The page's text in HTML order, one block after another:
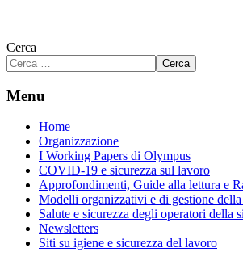
Cerca
Cerca
Menu
Home
Organizzazione
I Working Papers di Olympus
COVID-19 e sicurezza sul lavoro
Approfondimenti, Guide alla lettura e
Modelli organizzativi e di gestione
Salute e sicurezza degli operatori della
Newsletters
Siti su igiene e sicurezza del lavoro